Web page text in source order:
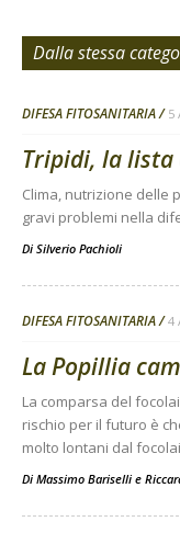
Dalla stessa
DIFESA FITOSANITARIA 5
Tripidi, la lista
Clima, nutrizione delle
gravi problemi nella
Di Silverio Pachioli
DIFESA FITOSANITARIA 4
La Popillia
La comparsa del
rischio per il futuro è
molto lontani dal
Di Massimo Bariselli e